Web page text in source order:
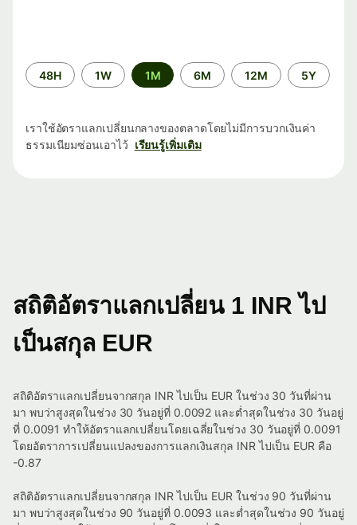
ระยะ
เวลา
48H 1W 1M 6M 12M 5Y
เราใช้อัตราแลกเปลี่ยนกลางของตลาดโดยไม่มีการบวกเงินค่า
ธรรมเนียมซ่อนเอาไว้ เรียนรู้เพิ่มเติม
สถิติอัตราแลกเปลี่ยน 1 INR ไป
เป็นสกุล EUR
สถิติอัตราแลกเปลี่ยนจากสกุล INR ไปเป็น EUR ในช่วง 30 วันที่ผ่าน
มา พบว่าสูงสุดในช่วง 30 วันอยู่ที่ 0.0092 และต่ำสุดในช่วง 30 วันอยู่
ที่ 0.0091 ทำให้อัตราแลกเปลี่ยนโดยเฉลี่ยในช่วง 30 วันอยู่ที่ 0.0091
โดยอัตราการเปลี่ยนแปลงของการแลกเงินสกุล INR ไปเป็น EUR คือ
-0.87
สถิติอัตราแลกเปลี่ยนจากสกุล INR ไปเป็น EUR ในช่วง 90 วันที่ผ่าน
มา พบว่าสูงสุดในช่วง 90 วันอยู่ที่ 0.0093 และต่ำสุดในช่วง 90 วันอยู่